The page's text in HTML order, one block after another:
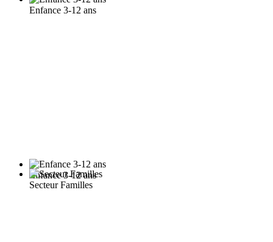
Enfance 3-12 ans
Enfance 3-12 ans
Secteur Familles